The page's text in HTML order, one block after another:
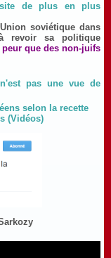
de plus en plus
soviétique dans
revoir sa politique
que des non-juifs
pas une vue de
selon la recette
(Vidéos)